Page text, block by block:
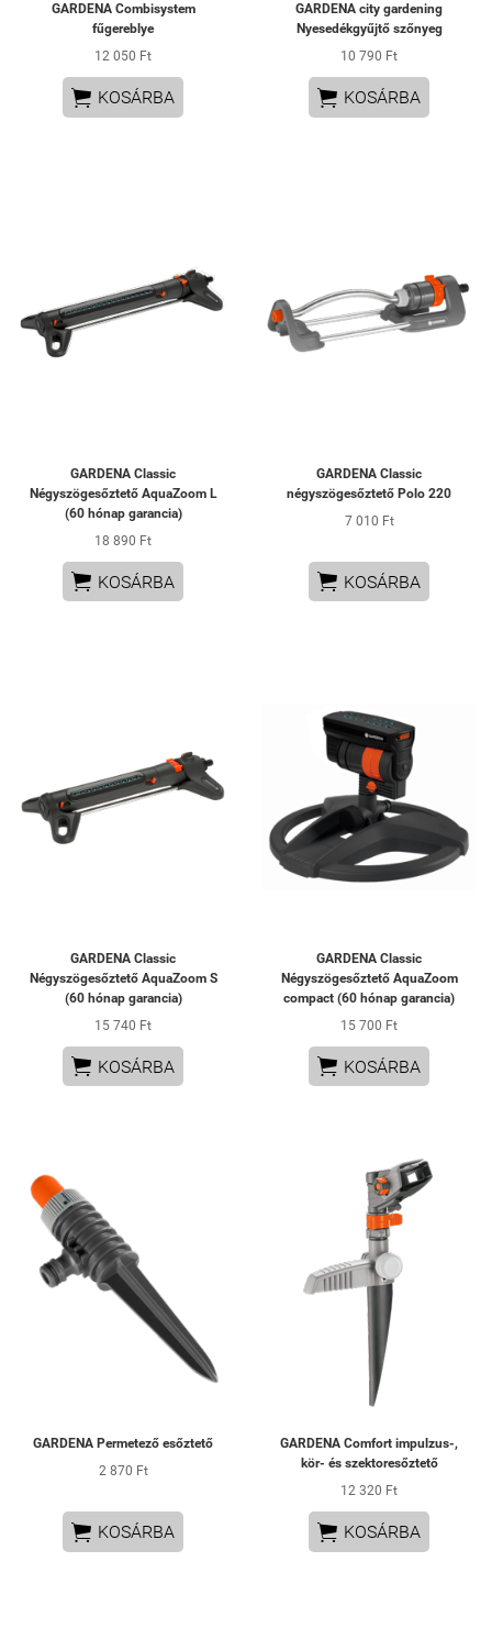
GARDENA Combisystem
fűgereblye
12 050 Ft
 KOSÁRBA
GARDENA city gardening
Nyesedékgyűjtő szőnyeg
10 790 Ft
 KOSÁRBA
GARDENA Classic
Négyszögesőztető AquaZoom L
(60 hónap garancia)
18 890 Ft
 KOSÁRBA
GARDENA Classic
négyszögesőztető Polo 220
7 010 Ft
 KOSÁRBA
GARDENA Classic
Négyszögesőztető AquaZoom S
(60 hónap garancia)
15 740 Ft
 KOSÁRBA
GARDENA Classic
Négyszögesőztető AquaZoom
compact (60 hónap garancia)
15 700 Ft
 KOSÁRBA
GARDENA Permetező esőztető
2 870 Ft
 KOSÁRBA
GARDENA Comfort impulzus-,
kör- és szektoresőztető
12 320 Ft
 KOSÁRBA